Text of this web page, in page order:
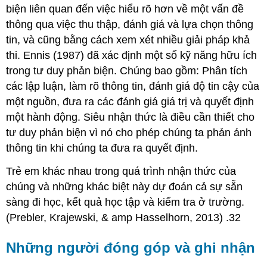
biện liên quan đến việc hiểu rõ hơn về một vấn đề
thông qua việc thu thập, đánh giá và lựa chọn thông
tin, và cũng bằng cách xem xét nhiều giải pháp khả
thi. Ennis (1987) đã xác định một số kỹ năng hữu ích
trong tư duy phản biện. Chúng bao gồm: Phân tích
các lập luận, làm rõ thông tin, đánh giá độ tin cậy của
một nguồn, đưa ra các đánh giá giá trị và quyết định
một hành động. Siêu nhận thức là điều cần thiết cho
tư duy phản biện vì nó cho phép chúng ta phản ánh
thông tin khi chúng ta đưa ra quyết định.
Trẻ em khác nhau trong quá trình nhận thức của
chúng và những khác biệt này dự đoán cả sự sẵn
sàng đi học, kết quả học tập và kiểm tra ở trường.
(Prebler, Krajewski, & amp Hasselhorn, 2013) .32
Những người đóng góp và ghi nhận